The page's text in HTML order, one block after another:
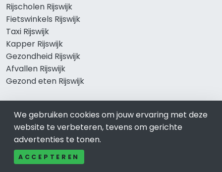
Rijscholen Rijswijk
Fietswinkels Rijswijk
Taxi Rijswijk
Kapper Rijswijk
Gezondheid Rijswijk
Afvallen Rijswijk
Gezond eten Rijswijk
Bekend in Rijswijk
Restaurants Rijswijk
Catering Rijswijk
Schoonheidssalon Rijswijk
We gebruiken cookies om jouw ervaring met deze
website te verbeteren, tevens om gerichte
advertenties te tonen.
ACCEPTEREN